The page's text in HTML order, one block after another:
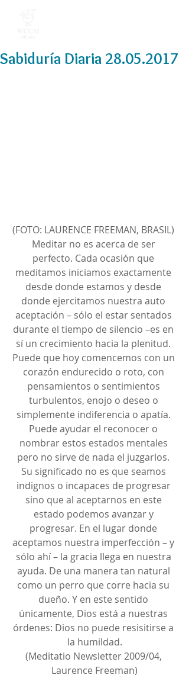
Sabiduría Diaria 28.05.2017
(FOTO: LAURENCE FREEMAN, BRASIL)
Meditar no es acerca de ser
perfecto. Cada ocasión que
meditamos iniciamos exactamente
desde donde estamos y desde
donde ejercitamos nuestra auto
aceptación – sólo el estar sentados
durante el tiempo de silencio –es en
sí un crecimiento hacia la plenitud.
Puede que hoy comencemos con un
corazón endurecido o roto, con
pensamientos o sentimientos
turbulentos, enojo o deseo o
simplemente indiferencia o apatía.
Puede ayudar el reconocer o
nombrar estos estados mentales
pero no sirve de nada el juzgarlos.
Su significado no es que seamos
indignos o incapaces de progresar
sino que al aceptarnos en este
estado podemos avanzar y
progresar. En el lugar donde
aceptamos nuestra imperfección – y
sólo ahí – la gracia llega en nuestra
ayuda. De una manera tan natural
como un perro que corre hacia su
dueño. Y en este sentido
únicamente, Dios está a nuestras
órdenes: Dios no puede resisitirse a
la humildad.
(Meditatio Newsletter 2009/04,
Laurence Freeman)